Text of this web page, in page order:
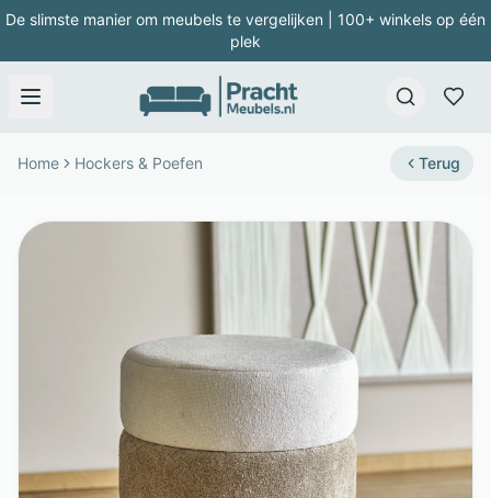
De slimste manier om meubels te vergelijken | 100+ winkels op één
plek
Home Hockers & Poefen Terug